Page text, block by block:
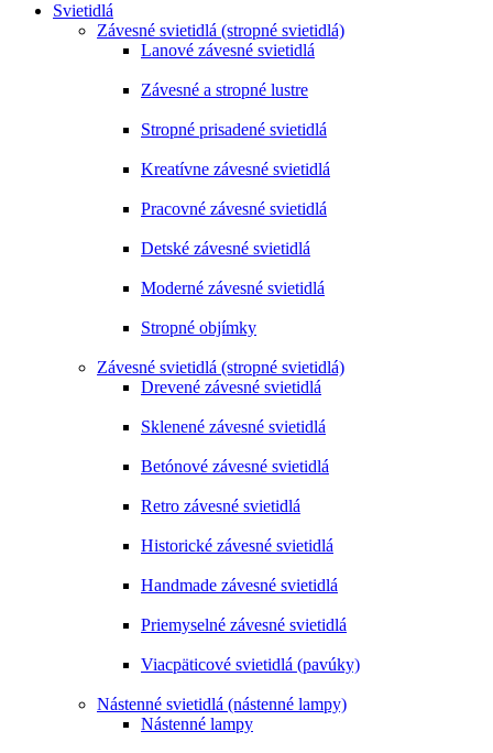
Svietidlá
Závesné svietidlá (stropné svietidlá)
Lanové závesné svietidlá
Závesné a stropné lustre
Stropné prisadené svietidlá
Kreatívne závesné svietidlá
Pracovné závesné svietidlá
Detské závesné svietidlá
Moderné závesné svietidlá
Stropné objímky
Závesné svietidlá (stropné svietidlá)
Drevené závesné svietidlá
Sklenené závesné svietidlá
Betónové závesné svietidlá
Retro závesné svietidlá
Historické závesné svietidlá
Handmade závesné svietidlá
Priemyselné závesné svietidlá
Viacpäticové svietidlá (pavúky)
Nástenné svietidlá (nástenné lampy)
Nástenné lampy